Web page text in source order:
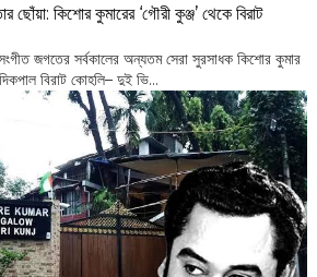
ছোঁয়া: কিশোর কুমারের ‘গৌরী কুঞ্জ’ থেকে বিরাট
জগতের সর্বকালের অন্যতম সেরা সুরসাধক কিশোর কুমার
বিরাট কোহলি– ‌দুই ভি...